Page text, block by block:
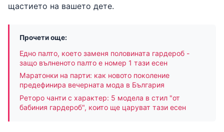
щастието на вашето дете.
Прочети още:
Едно палто, което заменя половината гардероб -
защо вълненото палто е номер 1 тази есен
Маратонки на парти: как новото поколение
предефинира вечерната мода в България
Реторо чанти с характер: 5 модела в стил "от
бабиния гардероб", които ще царуват тази есен